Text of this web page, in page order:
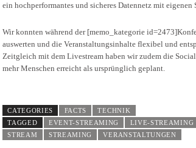
ein hochperformantes und sicheres Datennetz mit eigenen
Wir konnten während der [memo_kategorie
auswerten und die Veranstaltungsinhalte flexibel und
Zeitgleich mit dem Livestream haben wir zudem die
mehr Menschen erreicht als ursprünglich geplant.
CATEGORIES FACTS
TECHNIK
TAGGED
EVENT-STREAMING LIVE-STREAMING
STREAM
STREAMING VERANSTALTUNGEN